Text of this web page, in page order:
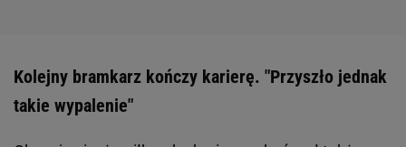
Kolejny bramkarz kończy karierę. "Przyszło jednak
takie wypalenie"